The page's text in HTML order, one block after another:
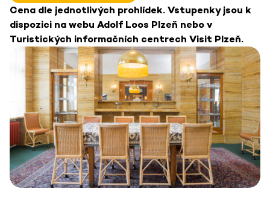
Cena dle jednotlivých prohlídek. Vstupenky jsou k
dispozici na webu Adolf Loos Plzeň nebo v
Turistických informačních centrech Visit Plzeň.